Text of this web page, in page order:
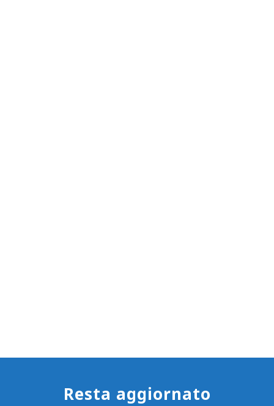
Resta aggiornato